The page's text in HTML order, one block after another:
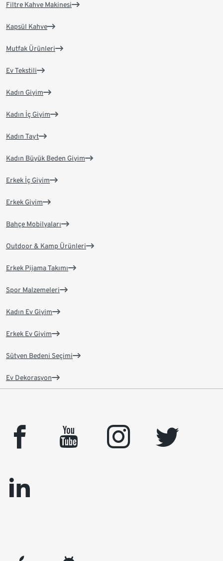
Filtre Kahve Makinesi
Kapsül Kahve
Mutfak Ürünleri
Ev Tekstili
Kadın Giyim
Kadın İç Giyim
Kadın Tayt
Kadın Büyük Beden Giyim
Erkek İç Giyim
Erkek Giyim
Bahçe Mobilyaları
Outdoor & Kamp Ürünleri
Erkek Pijama Takımı
Spor Malzemeleri
Kadın Ev Giyim
Erkek Ev Giyim
Sütyen Bedeni Seçimi
Ev Dekorasyon
facebook youtube instagram
twitter
linkedin